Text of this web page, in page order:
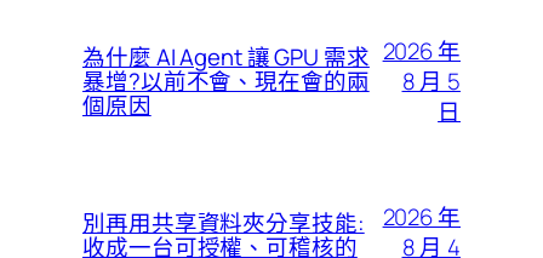
為什麼 AI Agent 讓 GPU 需求
暴增?以前不會、現在會的兩
個原因
2026 年
8 月 5
日
別再用共享資料夾分享技能:
收成一台可授權、可稽核的
2026 年
8 月 4